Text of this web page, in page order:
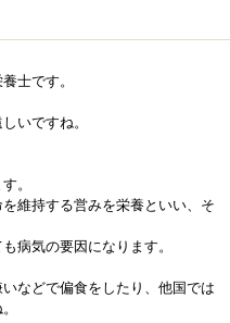
士です。
いですね。
。
維持する営みを栄養といい、そ
病気の要因になります。
などで偏食をしたり、他国では